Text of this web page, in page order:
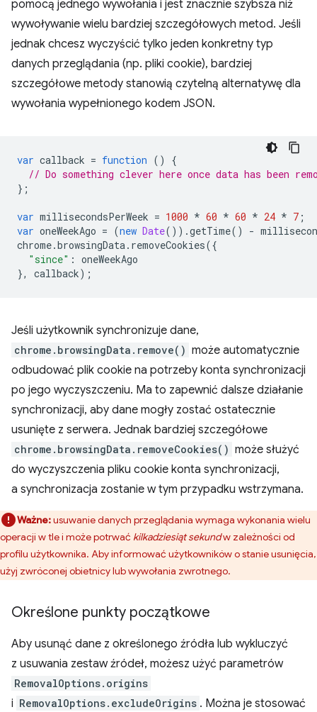
pomocą jednego wywołania i jest znacznie szybsza niż
wywoływanie wielu bardziej szczegółowych metod. Jeśli
jednak chcesz wyczyścić tylko jeden konkretny typ
danych przeglądania (np. pliki cookie), bardziej
szczegółowe metody stanowią czytelną alternatywę dla
wywołania wypełnionego kodem JSON.
var callback = function ()
{
// Do something clever here once data has been
};
var millisecondsPerWeek = 1000 * 60 * 60 * 24 * 7 ;
var oneWeekAgo = (new Date()).getTime() -
chrome.browsingData. removeCookies({
"since" : oneWeekAgo
},
callback);
Jeśli użytkownik synchronizuje dane,
chrome.browsingData.remove() może automatycznie
odbudować plik cookie na potrzeby konta synchronizacji
po jego wyczyszczeniu. Ma to zapewnić dalsze działanie
synchronizacji, aby dane mogły zostać ostatecznie
usunięte z serwera. Jednak bardziej szczegółowe
chrome.browsingData.removeCookies() może służyć
do wyczyszczenia pliku cookie konta synchronizacji,
a synchronizacja zostanie w tym przypadku wstrzymana.
Ważne:usuwanie danych przeglądania wymaga wykonania wielu
operacji w tle i może potrwać kilkadziesiąt sekundw zależności od
profilu użytkownika. Aby informować użytkowników o stanie usunięcia,
użyj zwróconej obietnicy lub wywołania zwrotnego.
Określone punkty początkowe
Aby usunąć dane z określonego źródła lub wykluczyć
z usuwania zestaw źródeł, możesz użyć parametrów
RemovalOptions.origins
i RemovalOptions.excludeOrigins . Można je stosować